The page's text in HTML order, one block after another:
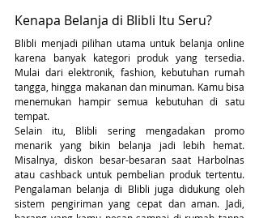
Kenapa Belanja di Blibli Itu Seru?
Blibli menjadi pilihan utama untuk belanja online
karena banyak kategori produk yang tersedia.
Mulai dari elektronik, fashion, kebutuhan rumah
tangga, hingga makanan dan minuman. Kamu bisa
menemukan hampir semua kebutuhan di satu
tempat.
Selain itu, Blibli sering mengadakan promo
menarik yang bikin belanja jadi lebih hemat.
Misalnya, diskon besar-besaran saat Harbolnas
atau cashback untuk pembelian produk tertentu.
Pengalaman belanja di Blibli juga didukung oleh
sistem pengiriman yang cepat dan aman. Jadi,